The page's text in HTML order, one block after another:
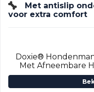
Met antislip
voor extra comfort
Doxie®
Met Afneembare